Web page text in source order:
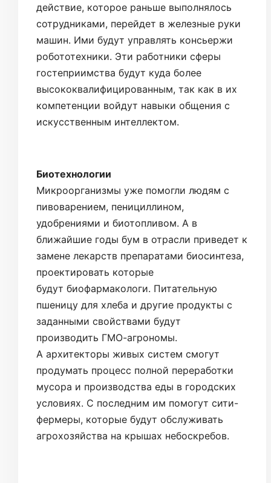
действие, которое раньше выполнялось
сотрудниками, перейдет в железные руки
машин. Ими будут управлять консьержи
робототехники. Эти работники сферы
гостеприимства будут куда более
высококвалифицированным, так как в их
компетенции войдут навыки общения с
искусственным интеллектом.
Биотехнологии
Микроорганизмы уже помогли людям с
пивоварением, пенициллином,
удобрениями и биотопливом. А в
ближайшие годы бум в отрасли приведет к
замене лекарств препаратами биосинтеза,
проектировать которые
будут биофармакологи. Питательную
пшеницу для хлеба и другие продукты с
заданными свойствами будут
производить ГМО-агрономы.
А архитекторы живых систем смогут
продумать процесс полной переработки
мусора и производства еды в городских
условиях. С последним им помогут сити-
фермеры, которые будут обслуживать
агрохозяйства на крышах небоскребов.